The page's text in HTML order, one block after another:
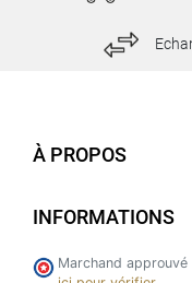
À PROPOS
INFORMATIONS
Marchand